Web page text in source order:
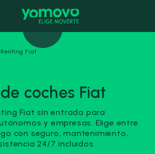
Renting Fiat
coches Fiat
Fiat sin entrada para
y empresas. Elige entre
con seguro, mantenimiento,
24/7 incluidos.
36 meses 48 meses
72 meses